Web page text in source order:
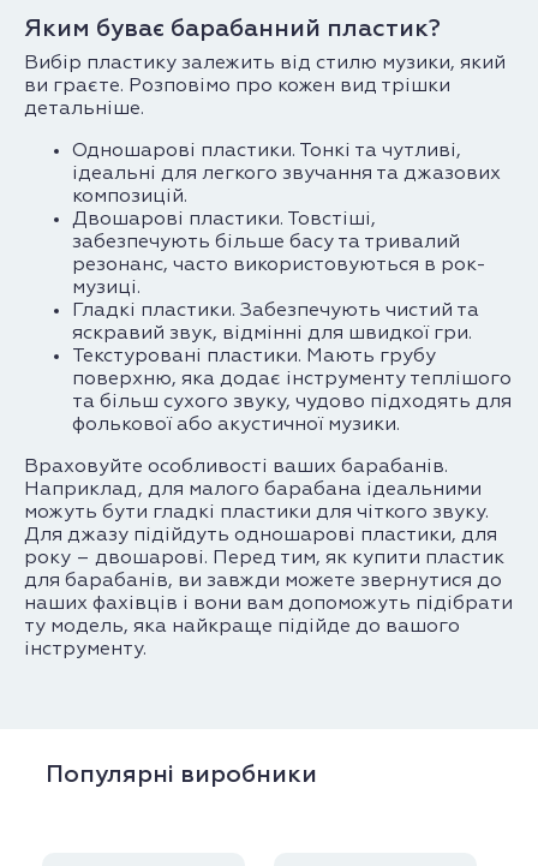
Яким буває барабанний пластик?
Вибір пластику залежить від стилю музики, який
ви граєте. Розповімо про кожен вид трішки
детальніше.
Одношарові пластики. Тонкі та чутливі,
ідеальні для легкого звучання та джазових
композицій.
Двошарові пластики. Товстіші,
забезпечують більше басу та тривалий
резонанс, часто використовуються в рок-
музиці.
Гладкі пластики. Забезпечують чистий та
яскравий звук, відмінні для швидкої гри.
Текстуровані пластики. Мають грубу
поверхню, яка додає інструменту теплішого
та більш сухого звуку, чудово підходять для
фолькової або акустичної музики.
Враховуйте особливості ваших барабанів.
Наприклад, для малого барабана ідеальними
можуть бути гладкі пластики для чіткого звуку.
Для джазу підійдуть одношарові пластики, для
року – двошарові. Перед тим, як купити пластик
для барабанів, ви завжди можете звернутися до
наших фахівців і вони вам допоможуть підібрати
ту модель, яка найкраще підійде до вашого
інструменту.
Популярні виробники